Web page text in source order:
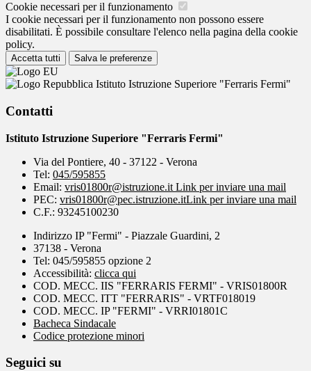
Cookie necessari per il funzionamento
I cookie necessari per il funzionamento non possono essere
disabilitati. È possibile consultare l'elenco nella pagina della cookie
policy.
Accetta tutti Salva le preferenze
Istituto Istruzione Superiore "Ferraris Fermi"
Contatti
Istituto Istruzione Superiore "Ferraris Fermi"
Via del Pontiere, 40 - 37122 - Verona
Tel: 045/595855
Email: vris01800r@istruzione.it Link per inviare una mail
PEC: vris01800r@pec.istruzione.itLink per inviare una mail
C.F.: 93245100230
Indirizzo IP "Fermi" - Piazzale Guardini, 2
37138 - Verona
Tel: 045/595855 opzione 2
Accessibilità: clicca qui
COD. MECC. IIS "FERRARIS FERMI" - VRIS01800R
COD. MECC. ITT "FERRARIS" - VRTF018019
COD. MECC. IP "FERMI" - VRRI01801C
Bacheca Sindacale
Codice protezione minori
Seguici su